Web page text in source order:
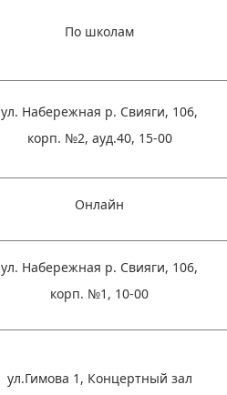
По школам
ул. Набережная р. Свияги, 106,
корп. №2, ауд.40, 15-00
Онлайн
ул. Набережная р. Свияги, 106,
корп. №1, 10-00
ул.Гимова 1, Концертный зал